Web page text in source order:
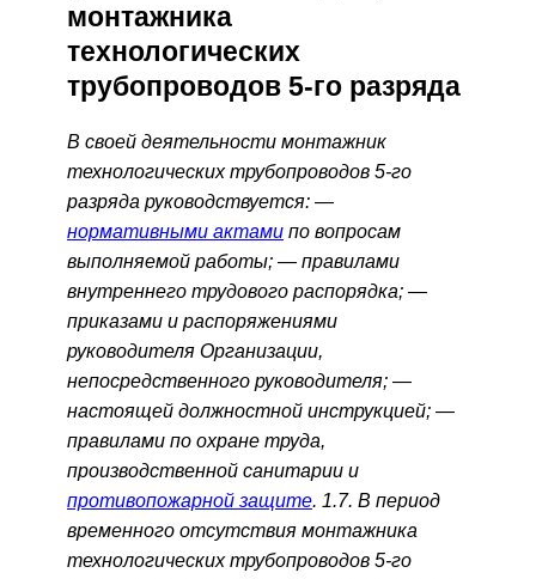
монтажника
технологических
трубопроводов 5-го разряда
В своей деятельности монтажник
технологических трубопроводов 5-го
разряда руководствуется: —
нормативными актами по вопросам
выполняемой работы; — правилами
внутреннего трудового распорядка; —
приказами и распоряжениями
руководителя Организации,
непосредственного руководителя; —
настоящей должностной инструкцией; —
правилами по охране труда,
производственной санитарии и
противопожарной защите. 1.7. В период
временного отсутствия монтажника
технологических трубопроводов 5-го